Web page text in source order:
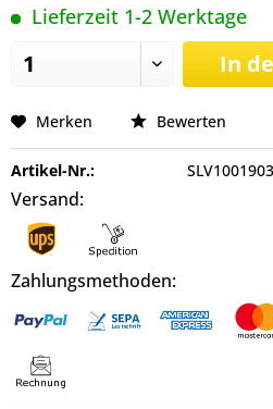
Lieferzeit 1-2 Werktage
In
Merken Bewerten
Artikel-Nr.: SLV1001903
Versand:
Zahlungsmethoden: